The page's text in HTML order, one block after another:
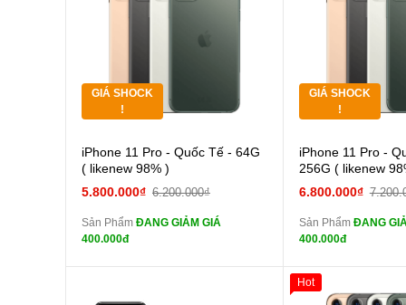
các Phụ Kiện Khác
GIÁ SHOCK
!
Cường lực 10D full
màn
tai nghe iPhone 6S
iPhone 11 Pro - Quốc Tế - 64G
( likenew 98% )
5.800.000₫ 6.200.000₫
Sản Phẩm ĐANG GIẢM GIÁ
400.000đ
GIÁ SHOCK
!
màn
tai
iPhone 11 Pro -
256G ( likenew
6.800.000₫
Sản Phẩm ĐANG
400.000đ
Giảm 100.000đ
Hot